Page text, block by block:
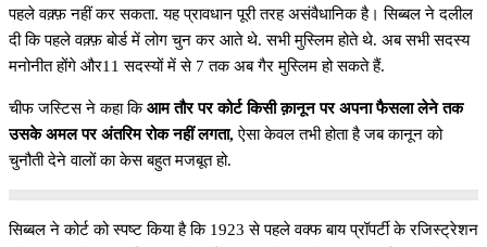
पहले वक़्फ़ नहीं कर सकता. यह प्रावधान पूरी तरह असंवैधानिक है। सिब्बल ने दलील
दी कि पहले वक़्फ़ बोर्ड में लोग चुन कर आते थे. सभी मुस्लिम होते थे. अब सभी सदस्य
मनोनीत होंगे और11 सदस्यों में से 7 तक अब गैर मुस्लिम हो सकते हैं.
चीफ जस्टिस ने कहा किआम तौर पर कोर्ट किसी क़ानून पर अपना फैसला लेने तक
उसके अमल पर अंतरिम रोक नहीं लगता,ऐसा केवल तभी होता है जब कानून को
चुनौती देने वालों का केस बहुत मजबूत हो.
सिब्बल ने कोर्ट को स्पष्ट किया है कि 1923 से पहले वक्फ बाय प्रॉपर्टी के रजिस्ट्रेशन